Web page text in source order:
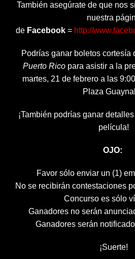
También asegúrate de que nos
nuestra
de Facebook = http://
Podrías ganar boletos cortesía
Puerto Rico para asistir a la
martes, 21 de febrero a las
Plaza
¡También podrías ganar
película!
OJO:
Favor sólo enviar un (1)
No se recibirán contestaciones
Concurso es sólo
Ganadores no serán
Ganadores serán
¡Suerte!